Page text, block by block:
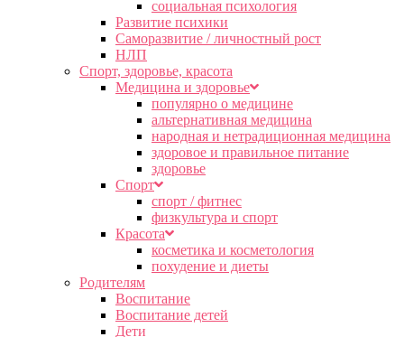
социальная психология
Развитие психики
Саморазвитие / личностный рост
НЛП
Спорт, здоровье, красота
Медицина и здоровье
популярно о медицине
альтернативная медицина
народная и нетрадиционная медицина
здоровое и правильное питание
здоровье
Спорт
спорт / фитнес
физкультура и спорт
Красота
косметика и косметология
похудение и диеты
Родителям
Воспитание
Воспитание детей
Дети